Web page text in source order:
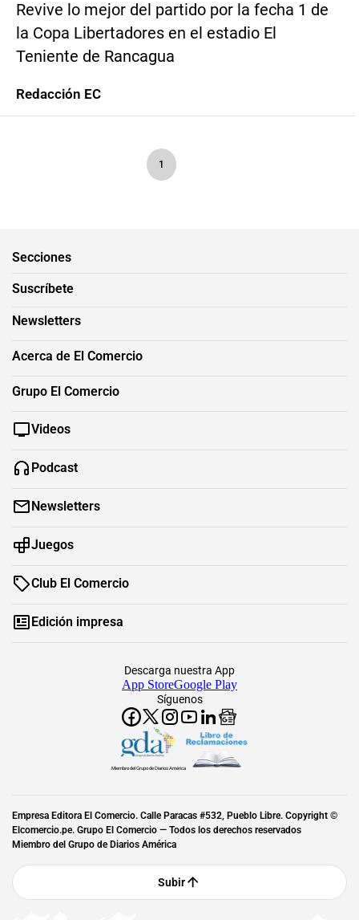
Revive lo mejor del partido por la fecha 1 de
la Copa Libertadores en el estadio El
Teniente de Rancagua
Redacción EC
1
Secciones
Suscríbete
Newsletters
Acerca de El Comercio
Grupo El Comercio
Videos
Podcast
Newsletters
Juegos
Club El Comercio
Edición impresa
Síguenos
Descarga nuestra App
App StoreGoogle Play
Miembro del Grupo de Diarios América
Empresa Editora El Comercio. Calle Paracas #532, Pueblo Libre. Copyright ©
Elcomercio.pe. Grupo El Comercio — Todos los derechos reservados
Miembro del Grupo de Diarios América
Subir